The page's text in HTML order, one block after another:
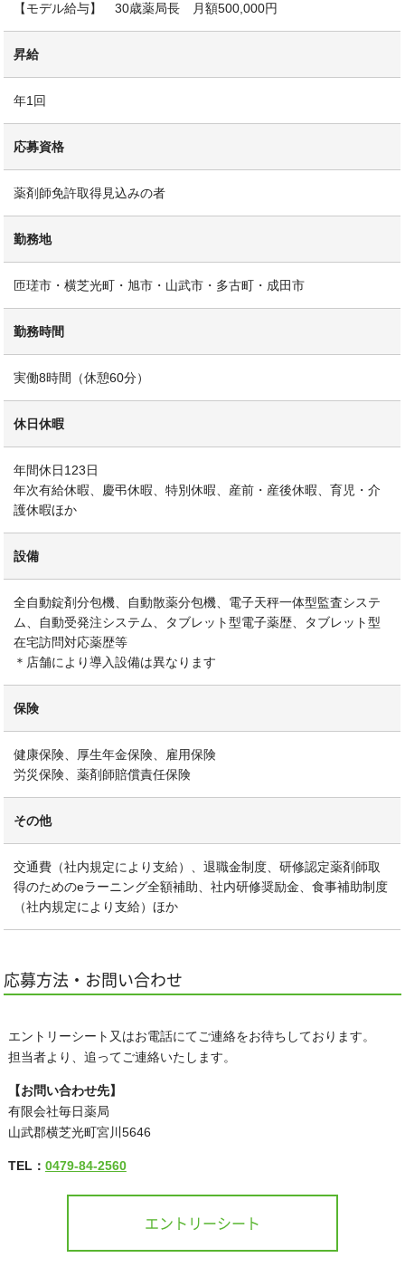
【モデル給与】 30歳薬局長 月額500,000円
昇給
年1回
応募資格
薬剤師免許取得見込みの者
勤務地
匝瑳市・横芝光町・旭市・山武市・多古町・成田市
勤務時間
実働8時間（休憩60分）
休日休暇
年間休日123日
年次有給休暇、慶弔休暇、特別休暇、産前・産後休暇、育児・介
護休暇ほか
設備
全自動錠剤分包機、自動散薬分包機、電子天秤一体型監査システ
ム、自動受発注システム、タブレット型電子薬歴、タブレット型
在宅訪問対応薬歴等
＊店舗により導入設備は異なります
保険
健康保険、厚生年金保険、雇用保険
労災保険、薬剤師賠償責任保険
その他
交通費（社内規定により支給）、退職金制度、研修認定薬剤師取
得のためのeラーニング全額補助、社内研修奨励金、食事補助制度
（社内規定により支給）ほか
応募方法・お問い合わせ
エントリーシート又はお電話にてご連絡をお待ちしております。
担当者より、追ってご連絡いたします。
【お問い合わせ先】
有限会社毎日薬局
山武郡横芝光町宮川5646
TEL： 0479-84-2560
エントリーシート